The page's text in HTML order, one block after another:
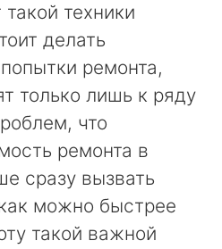
техники
делать
ремонта,
только лишь к ряду
что
ремонта в
сразу вызвать
можно быстрее
такой важной